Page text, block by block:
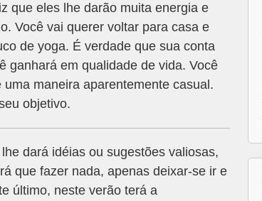
que eles lhe darão muita energia e
Você vai querer voltar para casa e
de yoga. É verdade que sua conta
ganhará em qualidade de vida. Você
maneira aparentemente casual.
objetivo.
dará idéias ou sugestões valiosas,
que fazer nada, apenas deixar-se ir e
último, neste verão terá a